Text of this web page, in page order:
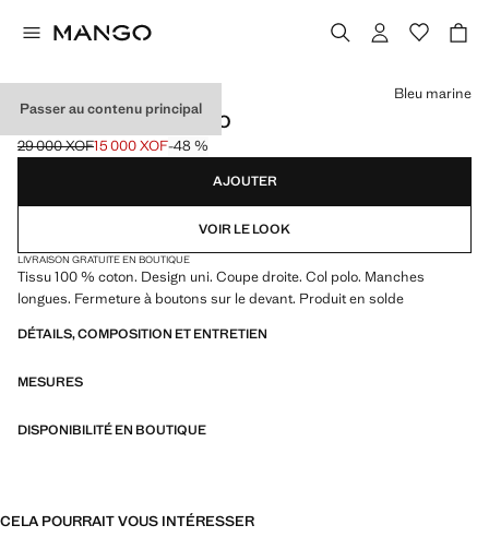
Passer au contenu principal
SWEAT-SHIRT COL POLO
Prix initial barré [29 000 XOF ]
29 000 XOF
Prix actuel [15 000 XOF ]
15 000 XOF-48 %
Choisissez une couleur
Bleu marine
AJOUTER
VOIR LE LOOK
LIVRAISON GRATUITE EN BOUTIQUE
Tissu 100 % coton. Design uni. Coupe droite. Col polo. Manches
longues. Fermeture à boutons sur le devant. Produit en solde
DÉTAILS, COMPOSITION ET ENTRETIEN
MESURES
DISPONIBILITÉ EN BOUTIQUE
CELA POURRAIT VOUS INTÉRESSER